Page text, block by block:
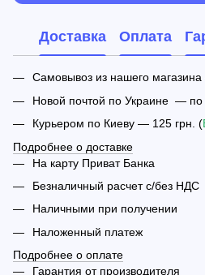
Доставка Оплата
Самовывоз из нашего магазина
Новой почтой по Украине — по
Курьером по Киеву — 125 грн. (
Подробнее о доставке
На карту Приват Банка
Безналичный расчет с/без НДС
Наличными при получении
Наложенный платеж
Подробнее о оплате
Гарантия от производителя